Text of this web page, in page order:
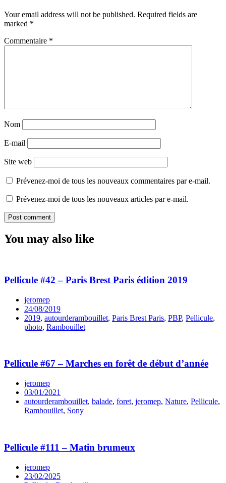
Your email address will not be published. Required fields are
marked *
Commentaire *
Nom
E-mail
Site web
Prévenez-moi de tous les nouveaux commentaires par e-mail.
Prévenez-moi de tous les nouveaux articles par e-mail.
You may also like
Pellicule #42 – Paris Brest Paris édition 2019
jeromep
24/08/2019
2019, autourderambouillet, Paris Brest Paris, PBP, Pellicule,
photo, Rambouillet
Pellicule #67 – Marches en forêt de début d’année
jeromep
03/01/2021
autourderambouillet, balade, foret, jeromep, Nature, Pellicule,
Rambouillet, Sony
Pellicule #111 – Matin brumeux
jeromep
23/02/2025